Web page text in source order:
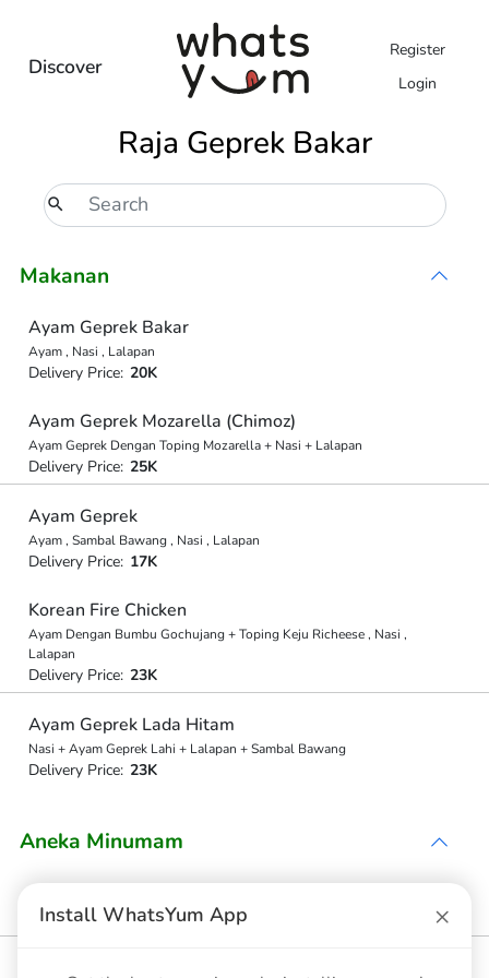
Discover
Register
Login
Raja Geprek Bakar
Makanan
Ayam Geprek Bakar
Ayam , Nasi , Lalapan
Delivery Price: 20K
Ayam Geprek Mozarella (Chimoz)
Ayam Geprek Dengan Toping Mozarella + Nasi + Lalapan
Delivery Price: 25K
Ayam Geprek
Ayam , Sambal Bawang , Nasi , Lalapan
Delivery Price: 17K
Korean Fire Chicken
Ayam Dengan Bumbu Gochujang + Toping Keju Richeese , Nasi ,
Lalapan
Delivery Price: 23K
Ayam Geprek Lada Hitam
Nasi + Ayam Geprek Lahi + Lalapan + Sambal Bawang
Delivery Price: 23K
Aneka Minumam
Delivery Price:5K
Install WhatsYum App ×